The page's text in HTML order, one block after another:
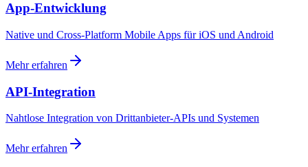
App-Entwicklung
Native und Cross-Platform Mobile Apps für iOS und Android
Mehr erfahren
API-Integration
Nahtlose Integration von Drittanbieter-APIs und Systemen
Mehr erfahren